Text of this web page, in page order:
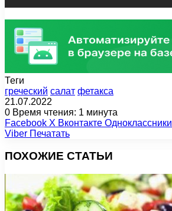
Теги
греческий салат фетакса
21.07.2022
0 Время чтения: 1 минута
Facebook X Вконтакте Одноклассники
Viber Печатать
ПОХОЖИЕ СТАТЬИ